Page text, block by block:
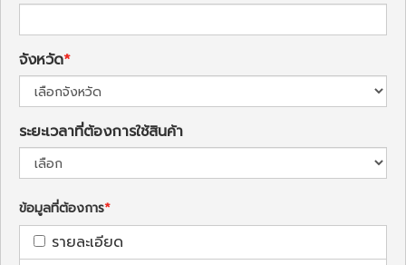
จังหวัด
ระยะเวลาที่ต้องการใช้สินค้า
ข้อมูลที่ต้องการ
รายละเอียด